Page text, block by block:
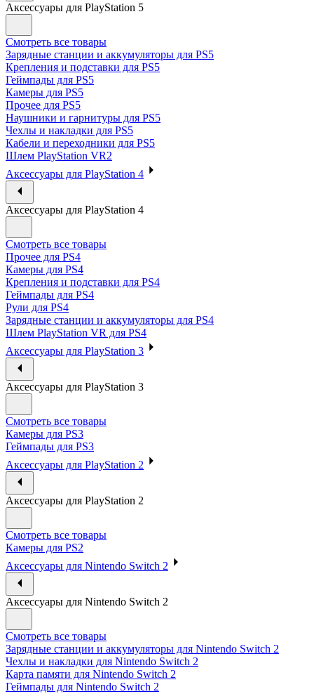
Аксессуары для PlayStation 5
Смотреть все товары
Зарядные станции и аккумуляторы для PS5
Крепления и подставки для PS5
Геймпады для PS5
Камеры для PS5
Прочее для PS5
Наушники и гарнитуры для PS5
Чехлы и накладки для PS5
Кабели и переходники для PS5
Шлем PlayStation VR2
Аксессуары для PlayStation 4
Аксессуары для PlayStation 4
Смотреть все товары
Прочее для PS4
Камеры для PS4
Крепления и подставки для PS4
Геймпады для PS4
Рули для PS4
Зарядные станции и аккумуляторы для PS4
Шлем PlayStation VR для PS4
Аксессуары для PlayStation 3
Аксессуары для PlayStation 3
Смотреть все товары
Камеры для PS3
Геймпады для PS3
Аксессуары для PlayStation 2
Аксессуары для PlayStation 2
Смотреть все товары
Камеры для PS2
Аксессуары для Nintendo Switch 2
Аксессуары для Nintendo Switch 2
Смотреть все товары
Зарядные станции и аккумуляторы для Nintendo Switch 2
Чехлы и накладки для Nintendo Switch 2
Карта памяти для Nintendo Switch 2
Геймпады для Nintendo Switch 2